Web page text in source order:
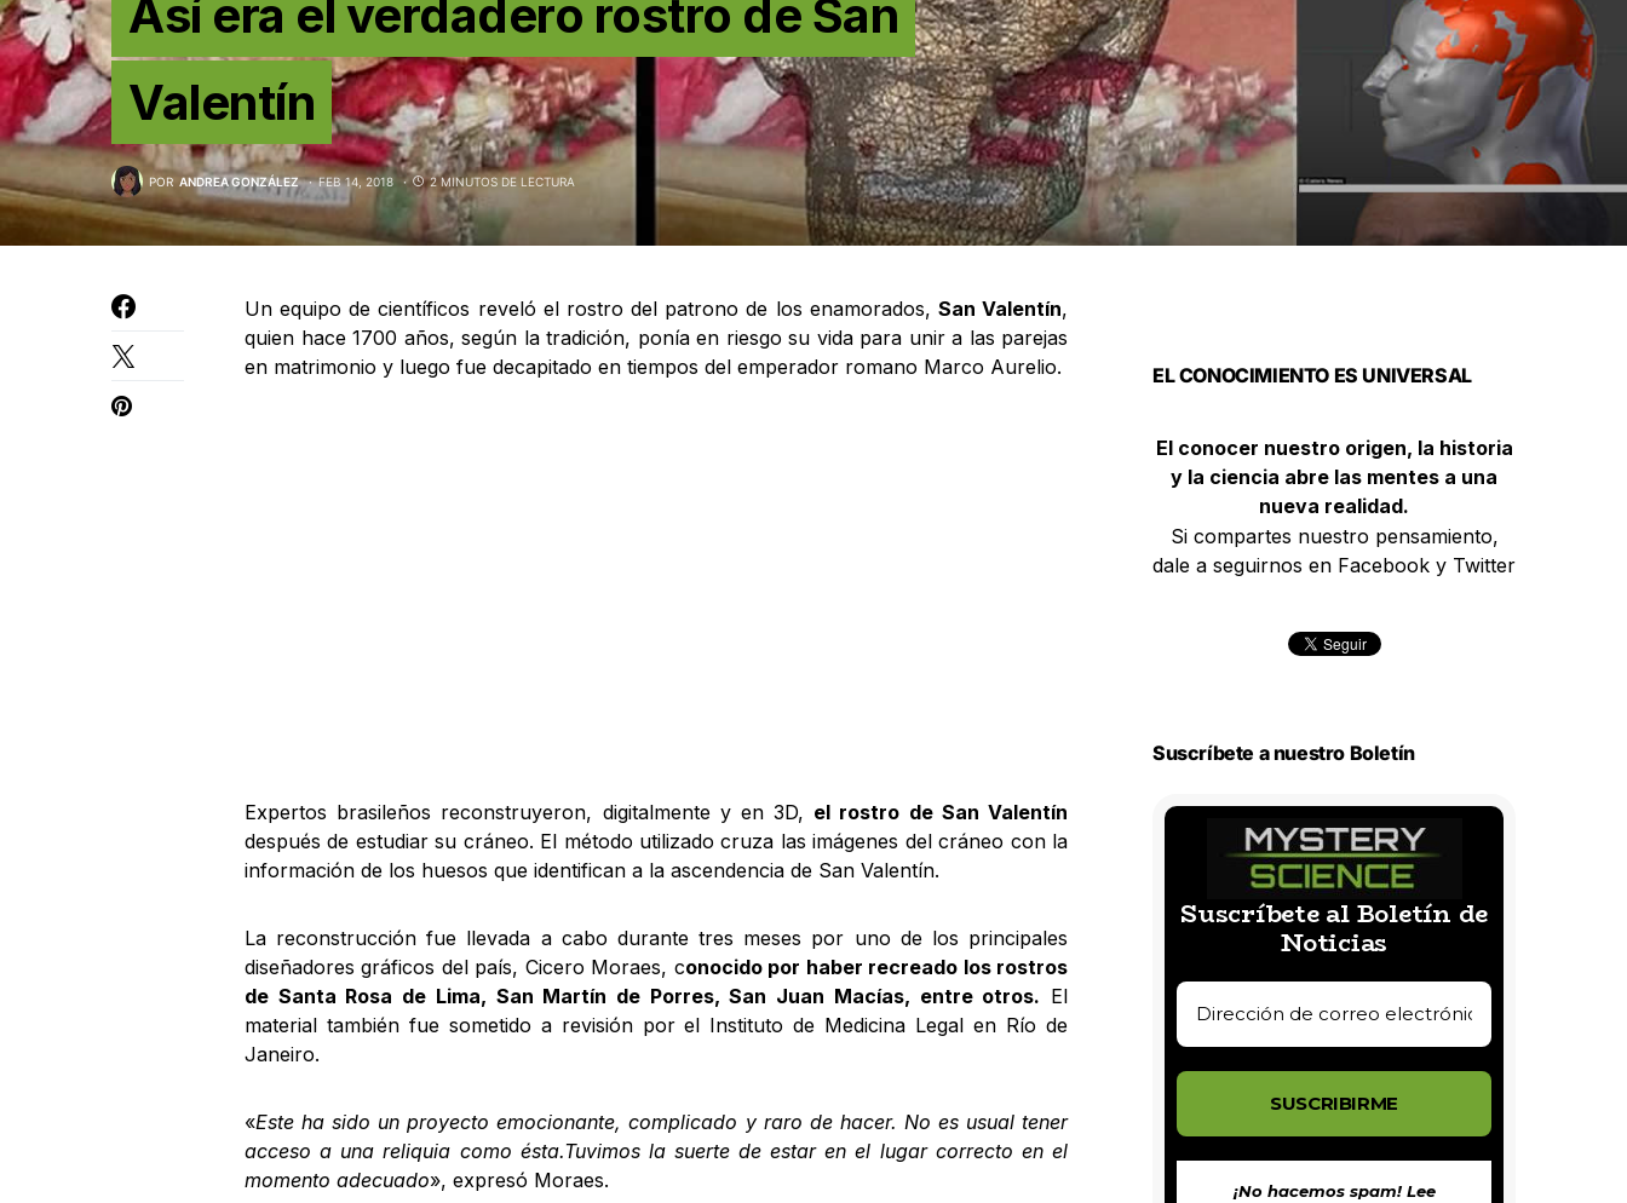
Así era el verdadero rostro de San
Valentín
POR ANDREA GONZÁLEZ FEB 14, 2018 2 MINUTOS DE LECTURA
Un equipo de científicos reveló el rostro del patrono de los enamorados, San Valentín,
quien hace 1700 años, según la tradición, ponía en riesgo su vida para unir a las parejas
en matrimonio y luego fue decapitado en tiempos del emperador romano Marco Aurelio.
Expertos brasileños reconstruyeron, digitalmente y en 3D, el rostro de San Valentín
después de estudiar su cráneo. El método utilizado cruza las imágenes del cráneo con la
información de los huesos que identifican a la ascendencia de San Valentín.
La reconstrucción fue llevada a cabo durante tres meses por uno de los principales
diseñadores gráficos del país, Cicero Moraes, conocido por haber recreado los rostros
de Santa Rosa de Lima, San Martín de Porres, San Juan Macías, entre otros. El
material también fue sometido a revisión por el Instituto de Medicina Legal en Río de
Janeiro.
«Este ha sido un proyecto emocionante, complicado y raro de hacer. No es usual tener
acceso a una reliquia como ésta.Tuvimos la suerte de estar en el lugar correcto en el
momento adecuado», expresó Moraes.
EL CONOCIMIENTO ES UNIVERSAL
El conocer nuestro origen, la historia
y la ciencia abre las mentes a una
nueva realidad.
Si compartes nuestro pensamiento,
dale a seguirnos en Facebook y Twitter
Suscríbete a nuestro Boletín
Suscríbete al Boletín de
Noticias
¡No hacemos spam! Lee